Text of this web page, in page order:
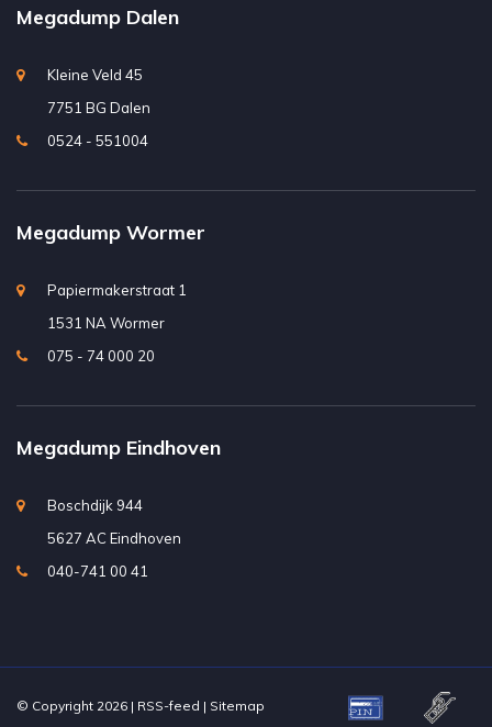
Megadump Dalen
Kleine Veld 45
7751 BG Dalen
0524 - 551004
Megadump Wormer
Papiermakerstraat 1
1531 NA Wormer
075 - 74 000 20
Megadump Eindhoven
Boschdijk 944
5627 AC Eindhoven
040-741 00 41
© Copyright 2026 | RSS-feed | Sitemap